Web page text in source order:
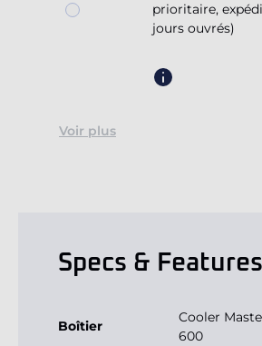
prioritaire,
jours ouvrés)
Voir plus
Specs & Features
Boîtier
Cooler
600